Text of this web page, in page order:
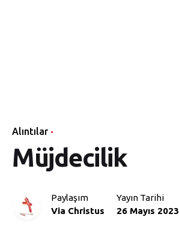
Alıntılar
Müjdecilik
Paylaşım
Via Christus
Yayın Tarihi
26 Mayıs 2023